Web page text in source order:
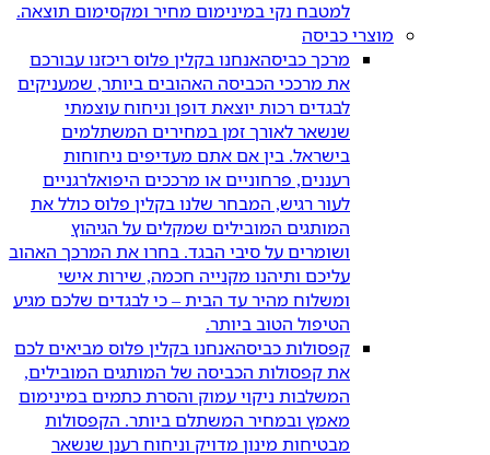
למטבח נקי במינימום מחיר ומקסימום תוצאה.
מוצרי כביסה
מרכך כביסהאנחנו בקלין פלוס ריכזנו עבורכם
את מרככי הכביסה האהובים ביותר, שמעניקים
לבגדים רכות יוצאת דופן וניחוח עוצמתי
שנשאר לאורך זמן במחירים המשתלמים
בישראל. בין אם אתם מעדיפים ניחוחות
רעננים, פרחוניים או מרככים היפואלרגניים
לעור רגיש, המבחר שלנו בקלין פלוס כולל את
המותגים המובילים שמקלים על הגיהוץ
ושומרים על סיבי הבגד. בחרו את המרכך האהוב
עליכם ותיהנו מקנייה חכמה, שירות אישי
ומשלוח מהיר עד הבית – כי לבגדים שלכם מגיע
הטיפול הטוב ביותר.
קפסולות כביסהאנחנו בקלין פלוס מביאים לכם
את קפסולות הכביסה של המותגים המובילים,
המשלבות ניקוי עמוק והסרת כתמים במינימום
מאמץ ובמחיר המשתלם ביותר. הקפסולות
מבטיחות מינון מדויק וניחוח רענן שנשאר